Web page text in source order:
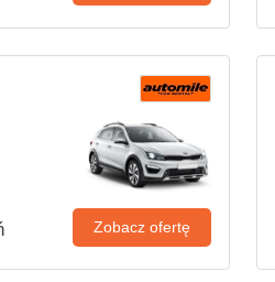
Zobacz ofertę